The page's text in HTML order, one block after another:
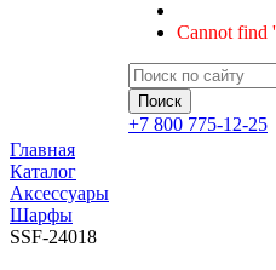
Cannot find
+7 800 775-12-25
Главная
Каталог
Аксессуары
Шарфы
SSF-24018